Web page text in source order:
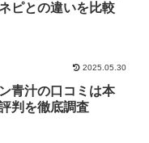
ピとの違いを比較
2025.05.30
青汁の口コミは本
判を徹底調査